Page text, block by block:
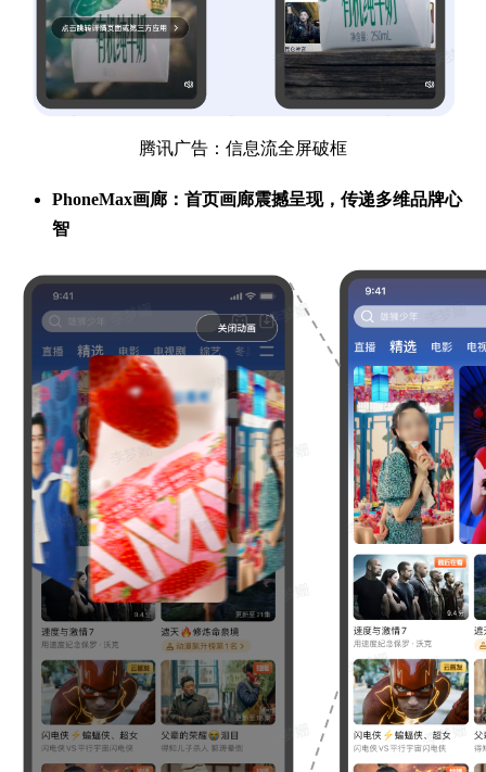
腾讯广告：信息流全屏破框
PhoneMax画廊：首页画廊震撼呈现，传递多维品牌心
智